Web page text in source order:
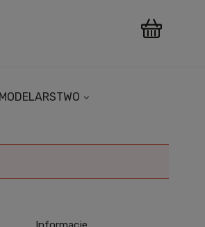
MODELARSTWO